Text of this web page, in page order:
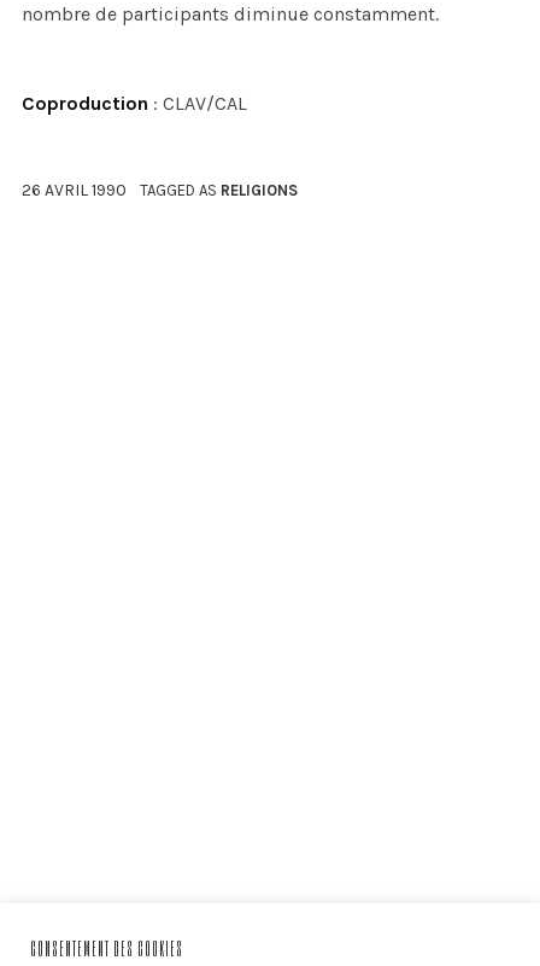
nombre de participants diminue constamment.
Coproduction : CLAV/CAL
26 AVRIL 1990 TAGGED AS RELIGIONS
CONSENTEMENT DES COOKIES